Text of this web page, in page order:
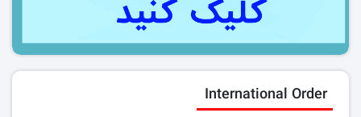
International Order